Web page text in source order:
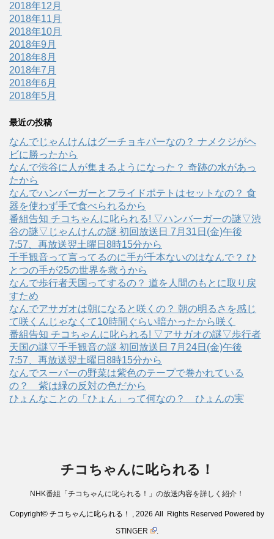
2018年12月
2018年11月
2018年10月
2018年9月
2018年8月
2018年7月
2018年6月
2018年5月
最近の投稿
なんでじゃんけんはグーチョキパーなの？ ナメクジがヘ
ビに勝ったから
なんで渋谷に人が集まるようになった？ 奇跡の水があっ
たから
なんでハンバーガーとフライドポテトはセットなの？ 食
器を使わず手で食べられるから
番組告知 チコちゃんに叱られる! ▽ハンバーガーの謎▽渋
谷の謎▽じゃんけんの謎 初回放送日 7月31日(金)午後
7:57、再放送翌土曜日8時15分から
千手観音って言ってるのに手が千本ないのはなんで？ ひ
とつの手が25の世界を救うから
なんで歩行者天国ってするの？ 道を人間のもとに取り戻
すため
なんでアサガオは朝になると咲くの？ 朝の明るさを感じ
て咲くんじゃなくて10時間ぐらい暗かったから咲く
番組告知 チコちゃんに叱られる! ▽アサガオの謎▽歩行者
天国の謎▽千手観音の謎 初回放送日 7月24日(金)午後
7:57、再放送翌土曜日8時15分から
なんでスーパーの野菜は紫色のテープで巻かれている
の？ 紫は緑の反対の色だから
ひょんなことの「ひょん」って何なの？ ひょんの実
チコちゃんに叱られる！
NHK番組「チコちゃんに叱られる！」の放送内容を詳しく紹介！
Copyright© チコちゃんに叱られる！ , 2026 All Rights Reserved Powered by
STINGER
.